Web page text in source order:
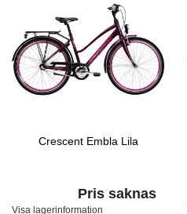
Crescent Embla Lila
Pris saknas
Visa lagerinformation